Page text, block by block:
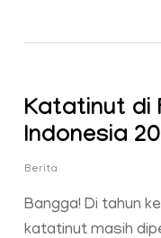
Katatinut di
Indonesia
Berita
Bangga! Di tahun
katatinut masih